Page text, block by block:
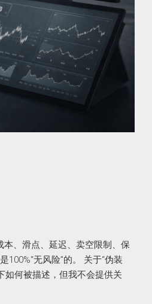
、滑点、延迟、卖空限制、保
无风险”的。 关于“伪装
如何被描述，但我不会提供关